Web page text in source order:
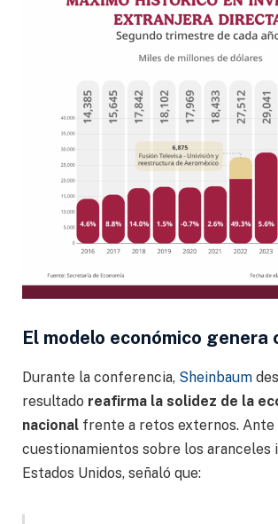
El modelo económico genera
Durante la conferencia, Sheinbaum
resultado reafirma la solidez de la
nacional frente a retos externos. Ante
cuestionamientos sobre los aranceles
Estados Unidos, señaló que: